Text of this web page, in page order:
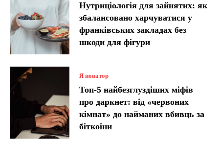
Нутриціологія для зайнятих: як
збалансовано харчуватися у
франківських закладах без
шкоди для фігури
Я новатор
Топ-5 найбезглуздіших міфів
про даркнет: від «червоних
кімнат» до найманих вбивць за
біткоїни